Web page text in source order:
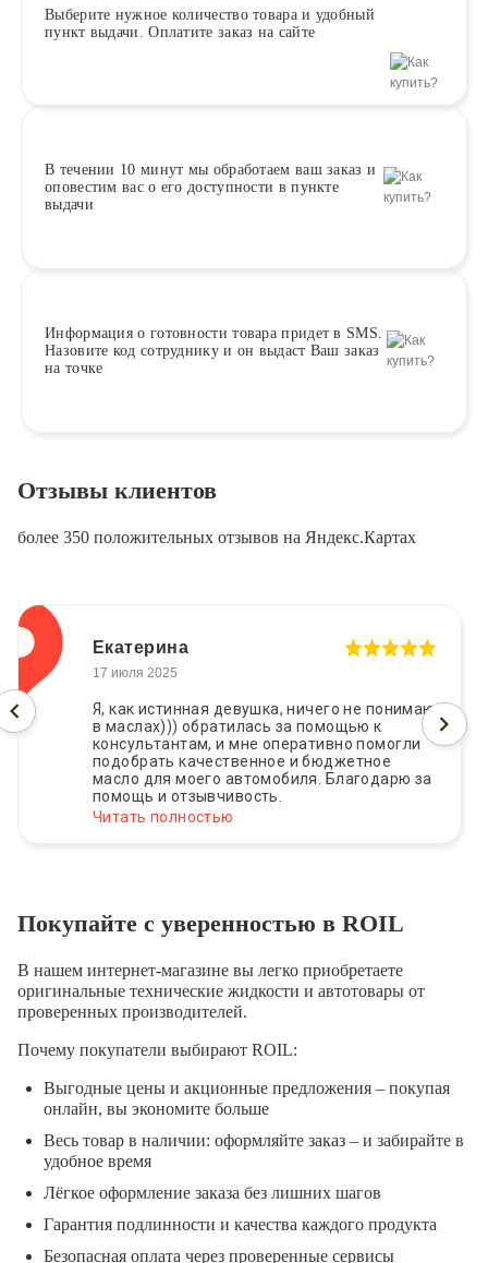
Выберите нужное количество товара и удобный
пункт выдачи. Оплатите заказ на сайте
В течении 10 минут мы обработаем ваш заказ и
оповестим вас о его доступности в пункте
выдачи
Информация о готовности товара придет в SMS.
Назовите код сотруднику и он выдаст Ваш заказ
на точке
Отзывы клиентов
более 350 положительных отзывов на Яндекс.Картах
Екатерина
17 июля 2025
Я, как истинная девушка, ничего не понимаю
в маслах))) обратилась за помощью к
консультантам, и мне оперативно помогли
подобрать качественное и бюджетное
масло для моего автомобиля. Благодарю за
помощь и отзывчивость.
Читать полностью
Покупайте с уверенностью в ROIL
В нашем интернет-магазине вы легко приобретаете
оригинальные технические жидкости и автотовары от
проверенных производителей.
Почему покупатели выбирают ROIL:
Выгодные цены и акционные предложения – покупая
онлайн, вы экономите больше
Весь товар в наличии: оформляйте заказ – и забирайте в
удобное время
Лёгкое оформление заказа без лишних шагов
Гарантия подлинности и качества каждого продукта
Безопасная оплата через проверенные сервисы